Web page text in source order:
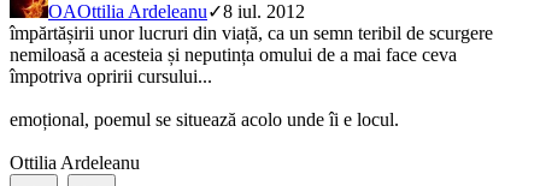
OAOttilia Ardeleanu✓8 iul. 2012
împărtășirii unor lucruri din viață, ca un semn teribil de scurgere
nemiloasă a acesteia și neputința omului de a mai face ceva
împotriva opririi cursului...
emoțional, poemul se situează acolo unde îi e locul.
Ottilia Ardeleanu